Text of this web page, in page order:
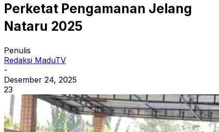
Perketat Pengamanan Jelang
Nataru 2025
Penulis
Redaksi MaduTV
-
Desember 24, 2025
23